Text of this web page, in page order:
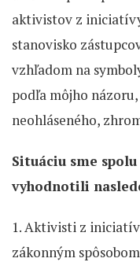
aktivistov z
stanovisko
vzhľadom na
podľa môjho
neohláseného,
Situáciu sme
vyhodnotili
1. Aktivisti z
zákonným